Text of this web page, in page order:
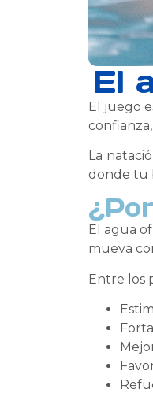
El
El juego
La
donde tu
El agua
mueva
Entre los